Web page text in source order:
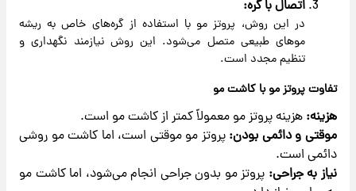
اتصال با گره:
در این روش، پروتز مو با استفاده از گره‌های خاص به ریشه
موهای طبیعی متصل می‌شود. این روش نیازمند نگهداری و
تنظیم مجدد است.
تفاوت پروتز مو با کاشت مو
هزینه: هزینه پروتز مو معمولاً کمتر از کاشت مو است.
موقتی و دائمی بودن: پروتز مو موقتی است، اما کاشت مو روشی
دائمی است.
نیاز به جراحی: پروتز مو بدون جراحی انجام می‌شود، اما کاشت مو